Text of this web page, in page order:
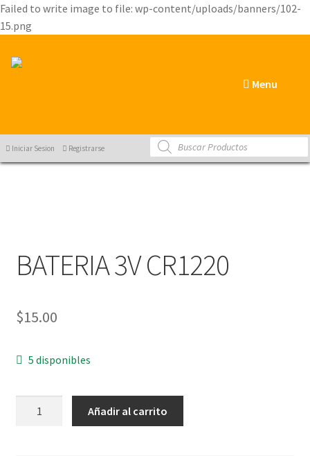
Failed to write image to file: wp-content/uploads/banners/102-
15.png
Menu
Products
search
Iniciar Sesion Registrarse
BATERIA 3V CR1220
$15.00
5 disponibles
Añadir al carrito